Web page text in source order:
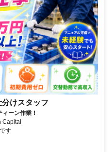
けスタッフ
ーン作業！
Capital
す